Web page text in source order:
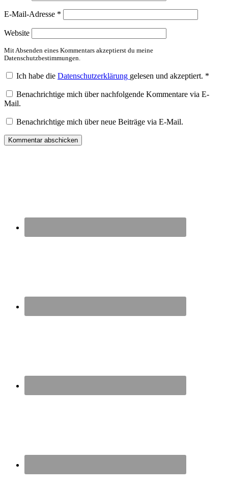
E-Mail-Adresse *
Website
Mit Absenden eines Kommentars akzeptierst du meine
Datenschutzbestimmungen.
Ich habe die Datenschutzerklärung gelesen und akzeptiert. *
Benachrichtige mich über nachfolgende Kommentare via E-
Mail.
Benachrichtige mich über neue Beiträge via E-Mail.